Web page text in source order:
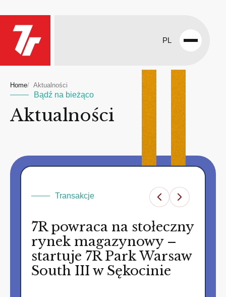
PL
Open
Home Aktualności
Bądź na bieżąco
Aktualności
Transakcje
7R powraca na stołeczny
rynek magazynowy –
startuje 7R Park Warsaw
South III w Sękocinie